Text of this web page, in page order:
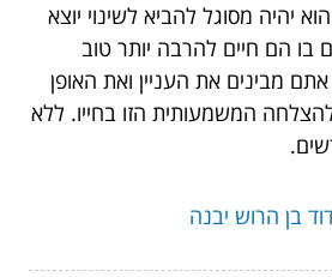
יהיה מסוגל להביא לשינוי יוצא
בו הם חיים להרבה יותר טוב
מבינים את העניין ואת האופן
המשמעותית הזו בחייו. ללא
בן הרוש יבנה